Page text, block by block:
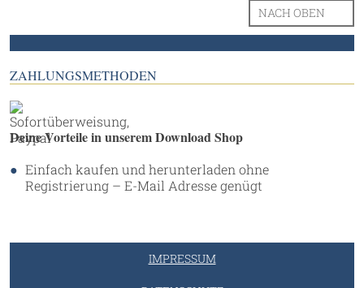
NACH OBEN
ZAHLUNGSMETHODEN
Deine Vorteile in unserem Download Shop
Einfach kaufen und herunterladen ohne
Registrierung – E-Mail Adresse genügt
IMPRESSUM